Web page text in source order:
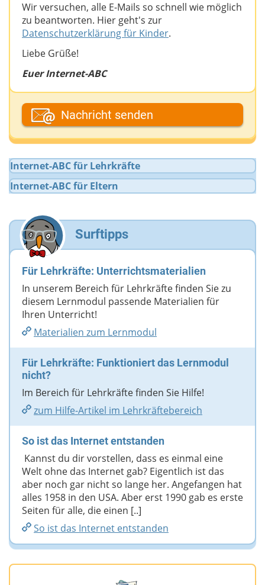
Wir versuchen, alle E-Mails so schnell wie möglich
zu beantworten. Hier geht's zur
Datenschutzerklärung für Kinder.
Liebe Grüße!
Euer Internet-ABC
Dein Fantasiename
Deine E-Mail-Adresse (wenn du eine Antwort
möchtest)
Deine Nachricht
Nachricht senden
Internet-ABC für Lehrkräfte
Internet-ABC für Eltern
Surftipps
Für Lehrkräfte: Unterrichtsmaterialien
In unserem Bereich für Lehrkräfte finden Sie zu
diesem Lernmodul passende Materialien für
Ihren Unterricht!
Materialien zum Lernmodul
Für Lehrkräfte: Funktioniert das Lernmodul
nicht?
Im Bereich für Lehrkräfte finden Sie Hilfe!
zum Hilfe-Artikel im Lehrkräftebereich
So ist das Internet entstanden
Kannst du dir vorstellen, dass es einmal eine
Welt ohne das Internet gab? Eigentlich ist das
aber noch gar nicht so lange her. Angefangen hat
alles 1958 in den USA. Aber erst 1990 gab es erste
Seiten für alle, die einen [..]
So ist das Internet entstanden